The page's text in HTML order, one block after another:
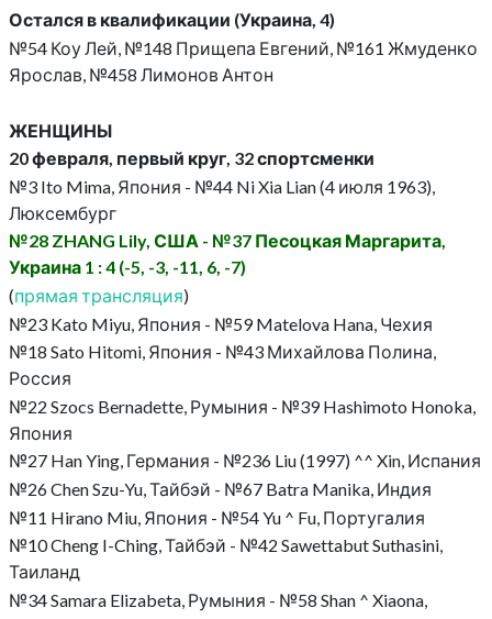
Остался в квалификации (Украина, 4)
№54 Коу Лей, №148 Прищепа Евгений, №161 Жмуденко
Ярослав, №458 Лимонов Антон
ЖЕНЩИНЫ
20 февраля, первый круг, 32 спортсменки
№3 Ito Mima, Япония - №44 Ni Xia Lian (4 июля 1963),
Люксембург
№28 ZHANG Lily, США - №37 Песоцкая Маргарита,
Украина 1 : 4 (-5, -3, -11, 6, -7)
(прямая трансляция)
№23 Kato Miyu, Япония - №59 Matelova Hana, Чехия
№18 Sato Hitomi, Япония - №43 Михайлова Полина,
Россия
№22 Szocs Bernadette, Румыния - №39 Hashimoto Honoka,
Япония
№27 Han Ying, Германия - №236 Liu (1997) ^^ Xin, Испания
№26 Chen Szu-Yu, Тайбэй - №67 Batra Manika, Индия
№11 Hirano Miu, Япония - №54 Yu ^ Fu, Португалия
№10 Cheng I-Ching, Тайбэй - №42 Sawettabut Suthasini,
Таиланд
№34 Samara Elizabeta, Румыния - №58 Shan ^ Xiaona,